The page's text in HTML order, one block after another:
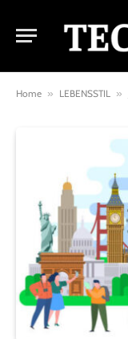
Home » LEBENSSTIL »